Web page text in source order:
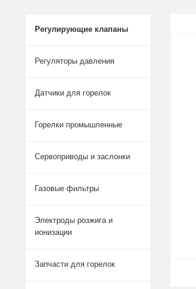
Регулирующие клапаны
Регуляторы давления
Датчики для горелок
Горелки промышленные
Сервоприводы и заслонки
Газовые фильтры
Электроды розжига и
ионизации
Запчасти для горелок